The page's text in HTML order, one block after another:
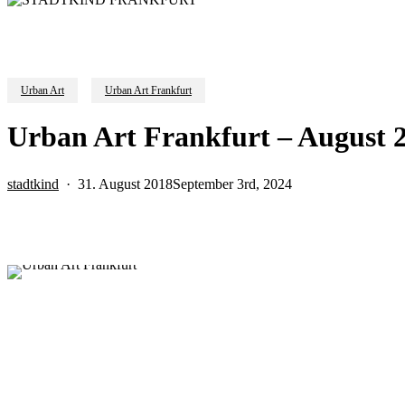
Urban Art Urban Art Frankfurt
Urban Art Frankfurt – August
stadtkind 31. August 2018September 3rd, 2024